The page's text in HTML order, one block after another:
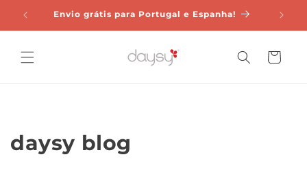
para o
Comprar o daysy
Carrinho
daysy blog